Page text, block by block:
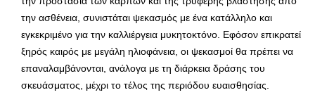
την ασθένεια, συνιστάται ψεκασμός με ένα κατάλληλο και
εγκεκριμένο για την καλλιέργεια μυκητοκτόνο. Εφόσον επικρατεί
ξηρός καιρός με μεγάλη ηλιοφάνεια, οι ψεκασμοί θα πρέπει να
επαναλαμβάνονται, ανάλογα με τη διάρκεια δράσης του
σκευάσματος, μέχρι το τέλος της περιόδου ευαισθησίας.